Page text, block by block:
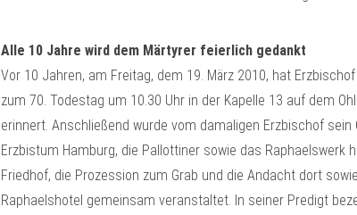
Alle 10 Jahre wird dem Märtyrer feierlich gedankt
Vor 10 Jahren, am Freitag, dem 19. März 2010, hat
zum 70. Todestag um 10.30 Uhr in der Kapelle 13 auf dem
erinnert. Anschließend wurde vom damaligen Erzbischof
Erzbistum Hamburg, die Pallottiner sowie das
Friedhof, die Prozession zum Grab und die Andacht dort
Raphaelshotel gemeinsam veranstaltet. In seiner Predigt